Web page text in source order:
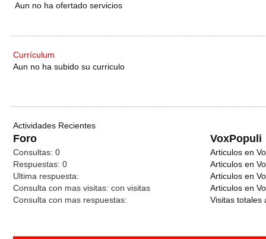
Aun no ha ofertado servicios
Currículum
Aun no ha subido su curriculo
Actividades Recientes
Foro VoxPopuli
Consultas: 0
Respuestas: 0
Ultima respuesta:
Consulta con mas visitas: con visitas
Consulta con mas respuestas:
Articulos en
Articulos en
Articulos en
Articulos en
Visitas totales